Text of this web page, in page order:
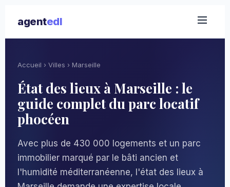
agentedl
Accueil › Villes › Marseille
État des lieux à Marseille : le
guide complet du parc locatif
phocéen
Avec plus de 430 000 logements et un parc
immobilier marqué par le bâti ancien et
l'humidité méditerranéenne, l'état des lieux à